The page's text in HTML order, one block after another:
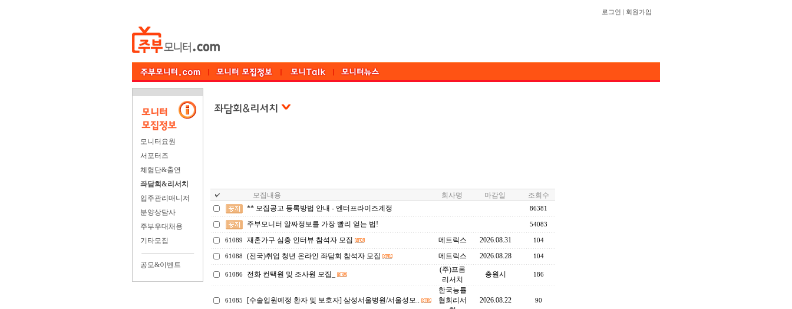
로그인 회원가입
모니터요원
서포터즈
체험단&출연
좌담회&리서치
입주관리매니저
분양상담사
주부우대채용
기타모집
공모&이벤트
모집내용 회사명 마감일
조회수
** 모집공고 등록방법 안내 - 엔터프라이즈계정
86381
주부모니터 알짜정보를 가장 빨리 얻는 법! 54083
61089 재혼가구 심층 인터뷰 참석자 모집 메트릭스 2026.08.31 104
61088 (전국)취업 청년 온라인 좌담회 참석자 모집 메트릭스 2026.08.28 104
61086 전화 컨택원 및 조사원 모집_
(주)프롬
리서치
충원시 186
61085 [수술입원예정 환자 및 보호자] 삼성서울병원/서울성모..
한국능률
협회리서
2026.08.22 90